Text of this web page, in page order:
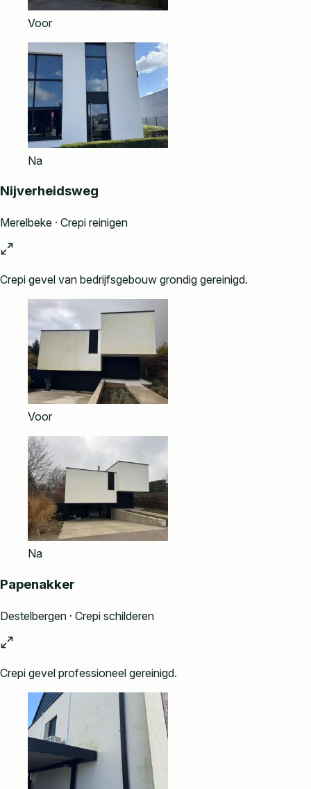
Voor
Na
Nijverheidsweg
Merelbeke · Crepi reinigen
Crepi gevel van bedrijfsgebouw grondig gereinigd.
Voor
Na
Papenakker
Destelbergen · Crepi schilderen
Crepi gevel professioneel gereinigd.